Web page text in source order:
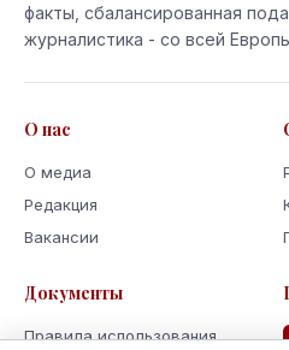
факты, сбалансированная
журналистика - со всей
О нас
О медиа
Редакция
Вакансии
Документы
Правила использования